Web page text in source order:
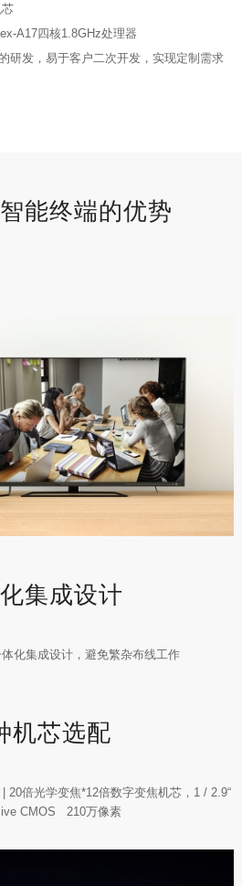
A17四核1.8GHz处理器
研发，易于客户二次开发，实现定制需求
能终端的优势
集成设计
化集成设计，避免繁杂布线工作
机芯选配
20倍光学变焦*12倍数字变焦机芯，1 / 2.9“
CMOS 210万像素